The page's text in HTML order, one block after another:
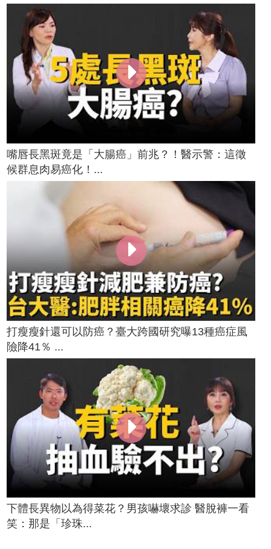
嘴唇長黑斑竟是「大腸癌」前兆？！醫示警：這徵
候群息肉易癌化！...
打瘦瘦針還可以防癌？臺大跨國研究曝13種癌症風
險降41％ ...
下體長異物以為得菜花？男孩嚇壞求診 醫脫褲一看
笑：那是「珍珠...